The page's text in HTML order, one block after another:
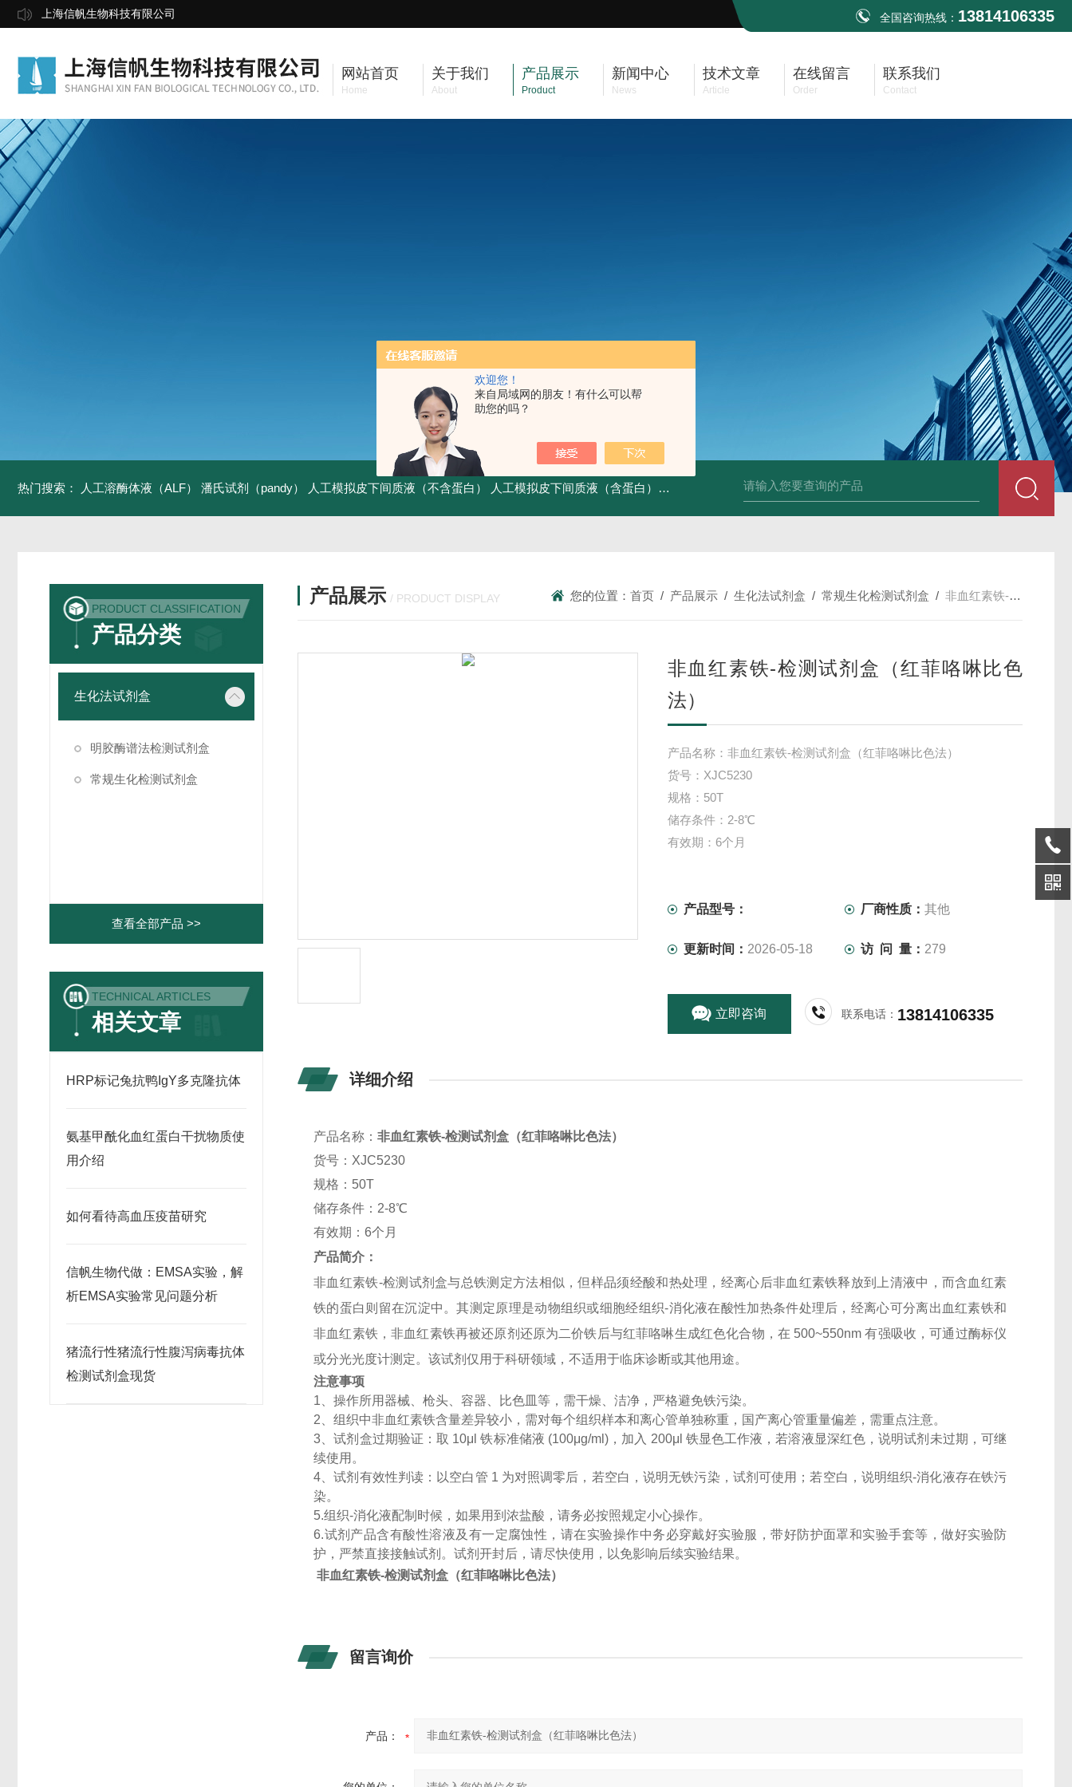
欢迎您！
来自局域网的朋友！有什么可以帮
助您的吗？
上海信帆生物科技有限公司 全国咨询热线： 13814106335
网站首页
Home
关于我们
About
产品展示
Product
新闻中心
News
技术文章
Article
在线留言
Order
联系我们
Contact
热门搜索： 人工溶酶体液（ALF） 潘氏试剂（pandy） 人工模拟皮下间质液（不含蛋白） 人工模拟皮下间质液（含蛋白） FITC标记小鼠抗His tag 组织细胞固定液（8％，PFA） 总胆汁酸（TBA）质
PRODUCT CLASSIFICATION
产品分类
生化法试剂盒
明胶酶谱法检测试剂盒
常规生化检测试剂盒
查看全部产品 >>
TECHNICAL ARTICLES
相关文章
HRP标记兔抗鸭IgY多克隆抗体
氨基甲酰化血红蛋白干扰物质使
用介绍
如何看待高血压疫苗研究
信帆生物代做：EMSA实验，解
析EMSA实验常见问题分析
猪流行性猪流行性腹泻病毒抗体
检测试剂盒现货
产品展示 / PRODUCT DISPLAY 您的位置：首页 / 产品展示 /生化法试剂盒 /常规生化检测试剂盒 /非血红素铁-检测试剂盒（红菲咯啉比色法）
非血红素铁-检测试剂盒（红菲咯啉比色
法）
产品名称：非血红素铁-检测试剂盒（红菲咯啉比色法）
货号：XJC5230
规格：50T
储存条件：2-8℃
有效期：6个月
产品型号： 厂商性质：其他
更新时间： 2026-05-18 访 问 量： 279
立即咨询 联系电话： 13814106335
详细介绍
产品名称 ：非血红素铁-检测试剂盒（红菲咯啉比色法）
货号： XJC5230
规格： 50T
储存条件： 2-8℃
有效期：6个月
产品简介：
非血红素铁-检测试剂盒与总铁测定方法相似，但样品须经酸和热处理，经离心后非血红素铁释放到上清液中，而含血红素
铁的蛋白则留在沉淀中。其测定原理是动物组织或细胞经组织-消化液在酸性加热条件处理后，经离心可分离出血红素铁和
非血红素铁，非血红素铁再被还原剂还原为二价铁后与红菲咯啉生成红色化合物，在 500~550nm有强吸收，可通过酶标仪
或分光光度计测定。该试剂仅用于科研领域，不适用于临床诊断或其他用途。
注意事项
1 、操作所用器械、枪头、容器、比色皿等，需干燥、洁净，严格避免铁污染。
2 、组织中非血红素铁含量差异较小，需对每个组织样本和离心管单独称重，国产离心管重量偏差，需重点注意。
3 、试剂盒过期验证：取 10μl铁标准储液 (100μg/ml) ，加入 200μl 铁显色工作液，若溶液显深红色，说明试剂未过期，可继
续使用。
4 、试剂有效性判读：以空白管 1 为对照调零后，若空白，说明无铁污染，试剂可使用；若空白，说明组织-消化液存在铁污
染。
5.组织-消化液配制时候，如果用到浓盐酸，请务必按照规定小心操作。
6.试剂产品含有酸性溶液及有一定腐蚀性，请在实验操作中务必穿戴好实验服，带好防护面罩和实验手套等，做好实验防
护，严禁直接接触试剂。试剂开封后，请尽快使用，以免影响后续实验结果。
非血红素铁-检测试剂盒（红菲咯啉比色法）
留言询价
产品：